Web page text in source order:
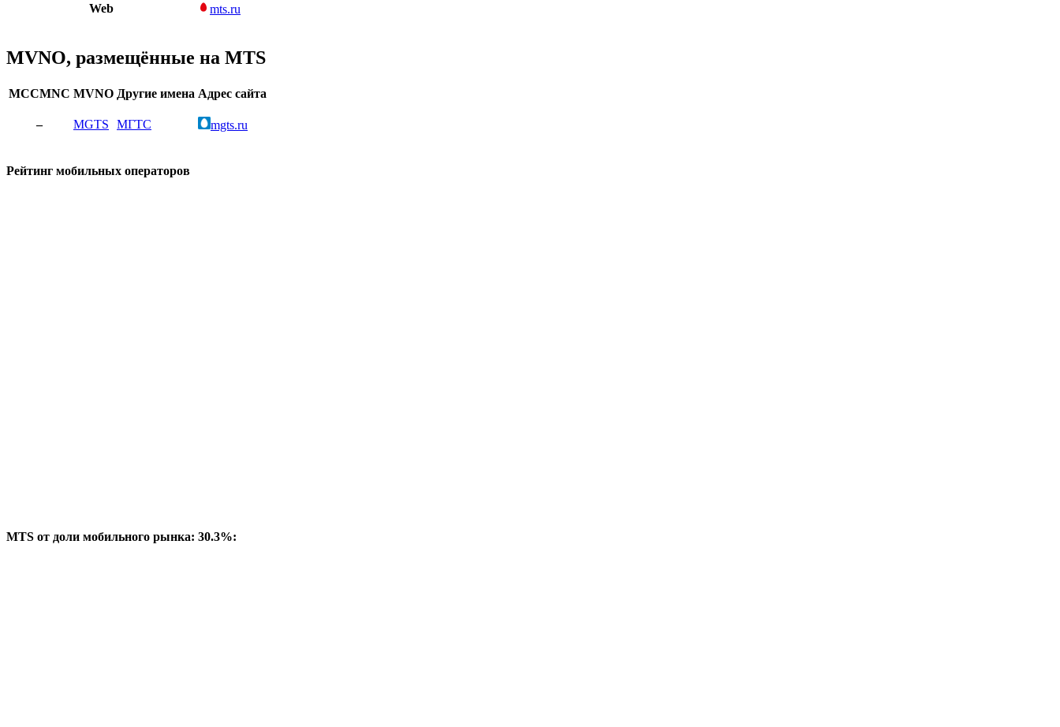
Web mts.ru
MVNO, размещённые на MTS
MCCMNC MVNO Другие имена Адрес сайта
– MGTS МГТС mgts.ru
Рейтинг мобильных операторов
MTS от доли мобильного рынка: 30.3%: